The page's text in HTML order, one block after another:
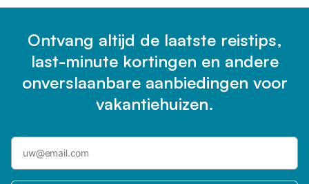
Ontvang altijd de laatste reistips,
last-minute kortingen en andere
onverslaanbare aanbiedingen voor
vakantiehuizen.